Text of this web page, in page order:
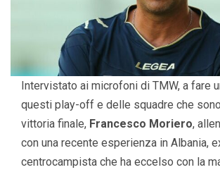
Intervistato ai microfoni di TMW, a fare
questi play-off e delle squadre che
vittoria finale, Francesco Moriero,
con una recente esperienza in Albania,
centrocampista che ha eccelso con la